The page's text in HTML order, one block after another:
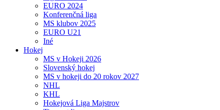
EURO 2024
Konferenčná liga
MS klubov 2025
EURO U21
Iné
Hokej
MS v Hokeji 2026
Slovenský hokej
MS v hokeji do 20 rokov 2027
NHL
KHL
Hokejová Liga Majstrov